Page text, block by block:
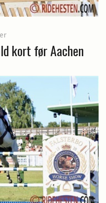
kort før Aachen